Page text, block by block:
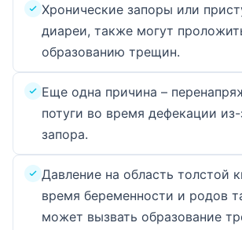
Хронические запоры или
диареи, также могут
образованию трещин.
Еще ​​одна причина –
потуги во время дефекации из-
запора.
Давление на область толстой
время беременности и родов
может вызвать образование